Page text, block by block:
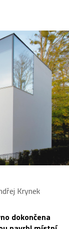
Krynek
dokončena